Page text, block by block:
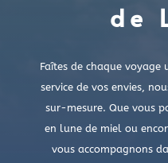
de
Faîtes de chaque
service de vos envies,
sur-mesure. Que vous
en lune de miel ou
vous accompagnons